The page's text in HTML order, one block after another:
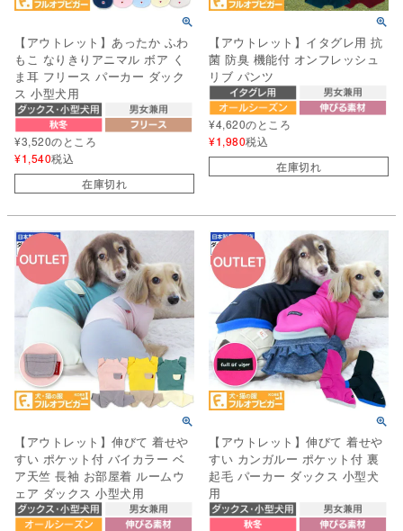
【アウトレット】あったか ふわ
もこ なりきりアニマル ボア く
ま耳 フリース パーカー ダック
ス 小型犬用
¥3,520のところ
¥1,540税込
在庫切れ
【アウトレット】イタグレ用 抗
菌 防臭 機能付 オンフレッシュ
リブ パンツ
¥4,620のところ
¥1,980税込
在庫切れ
【アウトレット】伸びて 着せや
すい ポケット付 バイカラー ベ
ア天竺 長袖 お部屋着 ルームウ
ェア ダックス 小型犬用
【アウトレット】伸びて 着せや
すい カンガルー ポケット付 裏
起毛 パーカー ダックス 小型犬
用